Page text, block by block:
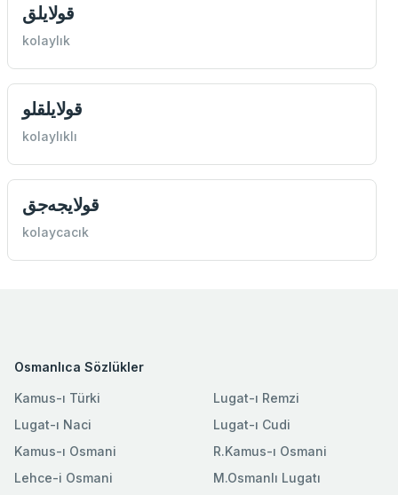
قولايلق
kolaylık
قولايلقلو
kolaylıklı
قولايجه‌جق
kolaycacık
Osmanlıca Sözlükler
Kamus-ı Türki
Lugat-ı Naci
Kamus-ı Osmani
Lehce-i Osmani
Lugat-ı Remzi
Lugat-ı Cudi
R.Kamus-ı Osmani
M.Osmanlı Lugatı